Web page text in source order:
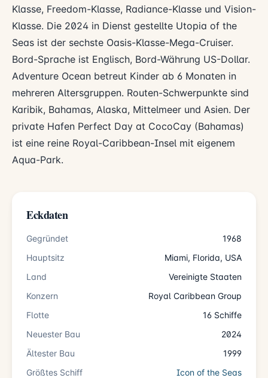
Klasse, Freedom-Klasse, Radiance-Klasse und Vision-
Klasse. Die 2024 in Dienst gestellte Utopia of the
Seas ist der sechste Oasis-Klasse-Mega-Cruiser.
Bord-Sprache ist Englisch, Bord-Währung US-Dollar.
Adventure Ocean betreut Kinder ab 6 Monaten in
mehreren Altersgruppen. Routen-Schwerpunkte sind
Karibik, Bahamas, Alaska, Mittelmeer und Asien. Der
private Hafen Perfect Day at CocoCay (Bahamas)
ist eine reine Royal-Caribbean-Insel mit eigenem
Aqua-Park.
Eckdaten
Gegründet
1968
Hauptsitz
Miami, Florida, USA
Land
Vereinigte Staaten
Konzern
Royal Caribbean Group
Flotte
16 Schiffe
Neuester Bau
2024
Ältester Bau
1999
Größtes Schiff
Icon of the Seas